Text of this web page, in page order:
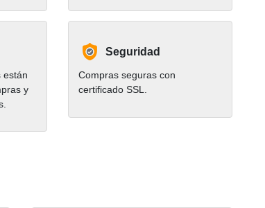
están
y
Seguridad
Compras seguras con
certificado SSL.